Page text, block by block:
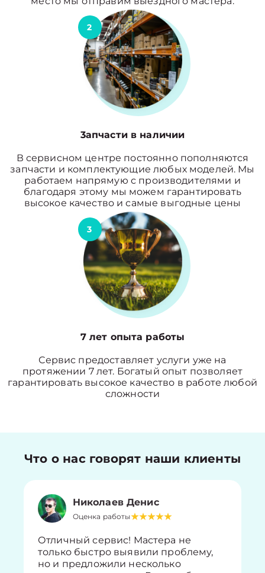
2
3апчасти в наличии
В сервисном центре постоянно пополняются
запчасти и комплектующие любых моделей. Мы
работаем напрямую с производителями и
благодаря этому мы можем гарантировать
высокое качество и самые выгодные цены
3
7 лет опыта работы
Сервис предоставляет услуги уже на
протяжении 7 лет. Богатый опыт позволяет
гарантировать высокое качество в работе любой
сложности
Что о нас говорят наши клиенты
Николаев Денис
Оценка работы
Отличный сервис! Мастера не
только быстро выявили проблему,
но и предложили несколько